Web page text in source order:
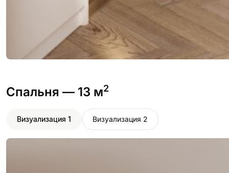
Спальня — 13 м2
Визуализация 1 Визуализация 2